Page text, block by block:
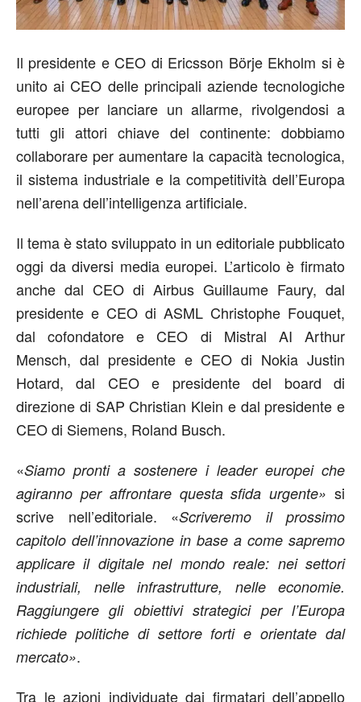
Il presidente e CEO di Ericsson Börje Ekholm si è
unito ai CEO delle principali aziende tecnologiche
europee per lanciare un allarme, rivolgendosi a
tutti gli attori chiave del continente: dobbiamo
collaborare per aumentare la capacità tecnologica,
il sistema industriale e la competitività dell’Europa
nell’arena dell’intelligenza artificiale.
Il tema è stato sviluppato in un editoriale pubblicato
oggi da diversi media europei. L’articolo è firmato
anche dal CEO di Airbus Guillaume Faury, dal
presidente e CEO di ASML Christophe Fouquet,
dal cofondatore e CEO di Mistral AI Arthur
Mensch, dal presidente e CEO di Nokia Justin
Hotard, dal CEO e presidente del board di
direzione di SAP Christian Klein e dal presidente e
CEO di Siemens, Roland Busch.
«Siamo pronti a sostenere i leader europei che
agiranno per affrontare questa sfida urgente» si
scrive nell’editoriale. «Scriveremo il prossimo
capitolo dell’innovazione in base a come sapremo
applicare il digitale nel mondo reale: nei settori
industriali, nelle infrastrutture, nelle economie.
Raggiungere gli obiettivi strategici per l’Europa
richiede politiche di settore forti e orientate dal
mercato».
Tra le azioni individuate dai firmatari dell’appello